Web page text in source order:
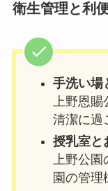
衛生管理と利
手洗い場
上野恩賜
清潔に過
授乳室と
上野公
園の管理